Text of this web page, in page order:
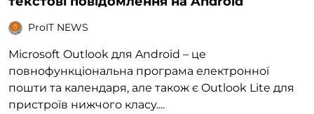
ProIT NEWS
Microsoft Outlook для Android – це
повнофункціональна програма електронної
пошти та календаря, але також є Outlook Lite для
пристроїв нижчого класу....